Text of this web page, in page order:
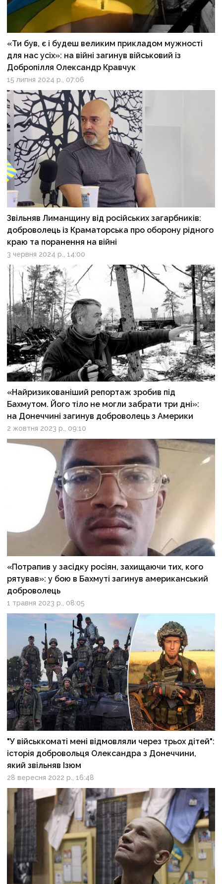
«Ти був, є і будеш великим прикладом мужності
для нас усіх»: на війні загинув військовий із
Добропілля Олександр Кравчук
15 липня 2024 р., 07:06
Звільняв Лиманщину від російських загарбників:
доброволець із Краматорська про оборону рідного
краю та поранення на війні
3 червня 2024 р., 14:00
«Найризикованіший репортаж зробив під
Бахмутом. Його тіло не могли забрати три дні»:
на Донеччині загинув доброволець з Америки
2 жовтня 2023 р., 09:10
«Потрапив у засідку росіян, захищаючи тих, кого
рятував»: у бою в Бахмуті загинув американський
доброволець
1 травня 2023 р., 08:05
"У військкоматі мені відмовляли через трьох дітей":
історія добровольця Олександра з Донеччини,
який звільняв Ізюм
28 вересня 2022 р., 16:48